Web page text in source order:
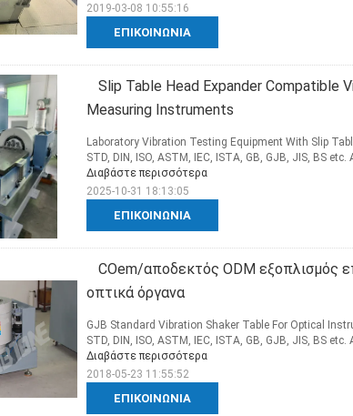
ΕΠΙΚΟΙΝΩΝΊΑ
2019-03-08 10:55:16
Slip Table Head Expander Compatible
Measuring Instruments
ΕΠΙΚΟΙΝΩΝΊΑ
Laboratory Vibration Testing Equipment With Slip
STD, DIN, ISO, ASTM, IEC, ISTA, GB, GJB, JIS, BS
Διαβάστε περισσότερα
2025-10-31 18:13:05
COem/αποδεκτός ODM εξοπλισμός
οπτικά όργανα
ΕΠΙΚΟΙΝΩΝΊΑ
GJB Standard Vibration Shaker Table For Optical
STD, DIN, ISO, ASTM, IEC, ISTA, GB, GJB, JIS, BS
Διαβάστε περισσότερα
2018-05-23 11:55:52